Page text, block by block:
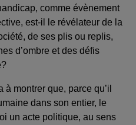
comme évènement
est-il le révélateur de la
de ses plis ou replis,
d’ombre et des défis
à montrer que, parce qu’il
dans son entier, le
un acte politique, au sens